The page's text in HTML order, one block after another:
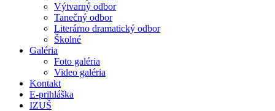
Výtvarný odbor
Tanečný odbor
Literárno dramatický odbor
Školné
Galéria
Foto galéria
Video galéria
Kontakt
E-prihláška
IZUŠ